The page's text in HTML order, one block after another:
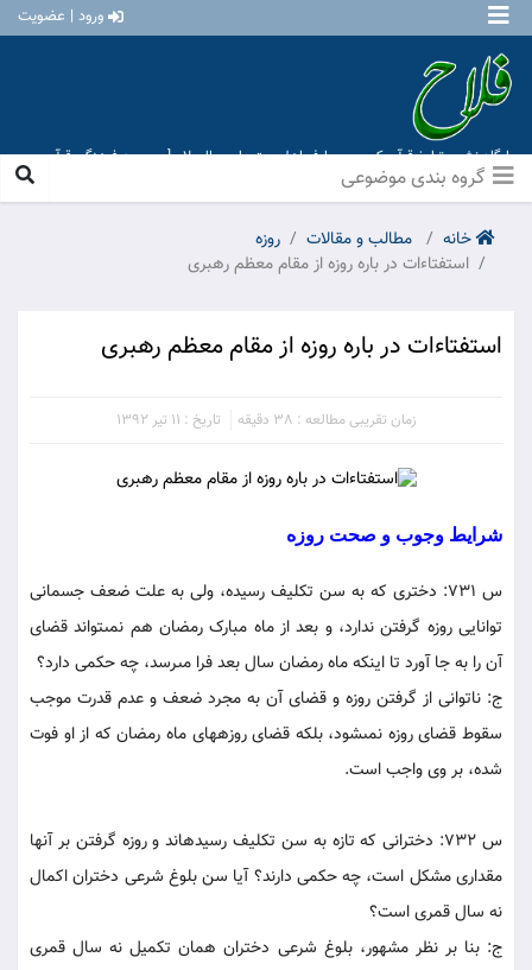
ورود | عضویت
پایگاه نشر و تبلیغ قرآن کریم و معارف اهل بیت علیهم السلام [ موسسه فرهنگی قرآن و
عترت منهاج عشق آباد ]
خانه مطالب و مقالات
روزه
استفتاءات در باره روزه از مقام معظم رهبری
استفتاءات در باره روزه از مقام معظم رهبری
زمان تقریبی مطالعه : 38 دقیقه تاریخ : 11 تیر 1392
شرايط وجوب و صحت روزه
س 731: دخترى که به سن تکليف رسيده، ولى به علت ضعف جسمانى
توانايى روزه گرفتن ندارد، و بعد از ماه مبارک رمضان هم نمى‏تواند قضاى
آن را به جا آورد تا اينکه ماه رمضان سال بعد فرا مى‏رسد، چه حکمى دارد؟
ج: ناتوانى از گرفتن روزه و قضاى آن به مجرد ضعف و عدم قدرت موجب
سقوط قضاى روزه نمى‏شود، بلکه قضاى روزه‏هاى ماه رمضان که از او فوت
شده، بر وى واجب است.
س 732: دخترانى که تازه به سن تکليف رسيده‏اند و روزه گرفتن بر آنها
مقدارى مشکل است، چه حکمى دارند؟ آيا سن بلوغ شرعى دختران اکمال
نه سال قمرى است؟
ج: بنا بر نظر مشهور، بلوغ شرعى دختران همان تکميل نه سال قمرى